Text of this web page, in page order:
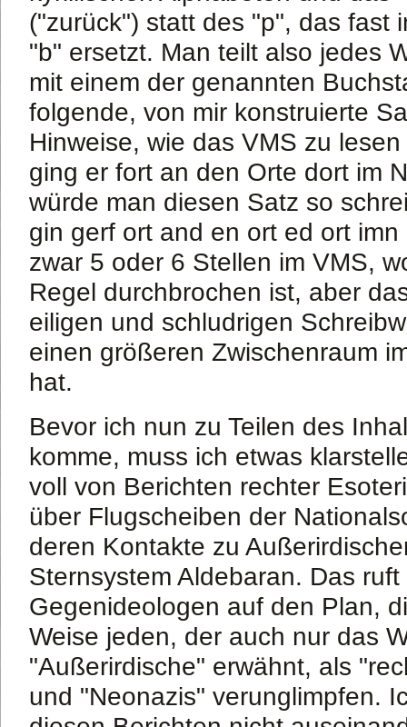
("zurück") statt des "p", das fast
"b" ersetzt. Man teilt also jedes
mit einem der genannten
folgende, von mir konstruierte
Hinweise, wie das VMS zu
ging er fort an den Orte dort im
würde man diesen Satz so
gin gerf ort and en ort ed ort
zwar 5 oder 6 Stellen im VMS,
Regel durchbrochen ist, aber
eiligen und schludrigen
einen größeren Zwischenraum
hat.
Bevor ich nun zu Teilen des
komme, muss ich etwas
voll von Berichten rechter
über Flugscheiben der
deren Kontakte zu
Sternsystem Aldebaran. Das
Gegenideologen auf den Plan,
Weise jeden, der auch nur das
"Außerirdische" erwähnt, als
und "Neonazis" verunglimpfen.